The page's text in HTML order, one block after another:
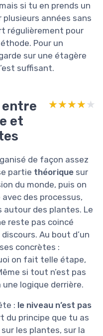
si tu en prends un
années sans
régulièrement pour
Pour un
sur une étagère
suffisant.
entre
et
★★★★★
★★★★★
de façon assez
partie théorique sur
du monde, puis on
des processus,
autour des plantes. Le
reste pas coincé
Au bout d’un
concrètes :
on fait telle étape,
si tout n’est pas
logique derrière.
: le niveau n’est pas
du principe que tu as
les plantes, sur la